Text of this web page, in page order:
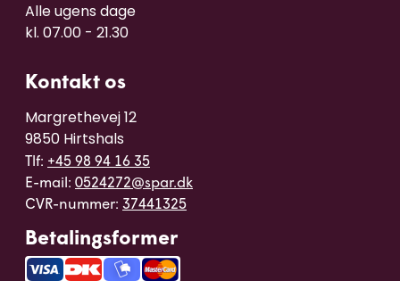
Alle ugens dage
kl. 07.00 - 21.30
Kontakt os
Margrethevej 12
9850 Hirtshals
Tlf: +45 98 94 16 35
E-mail: 0524272@spar.dk
CVR-nummer: 37441325
Betalingsformer